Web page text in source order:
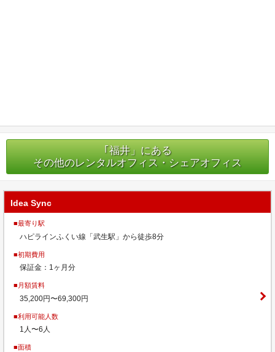
｢福井」にある
その他のレンタルオフィス・シェアオフィス
Idea Sync
■最寄り駅
ハピラインふくい線「武生駅」から徒歩8分
■初期費用
保証金：1ヶ月分
■月額賃料
35,200円〜69,300円
■利用可能人数
1人〜6人
■面積